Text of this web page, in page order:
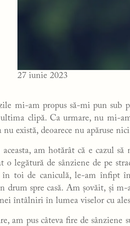
27 iunie 2023
mi-am propus să-mi pun sub
clipă. Ca urmare, nu mi-
nu există, deoarece nu apăruse
am hotărât că e cazul
o legătură de sânziene de pe
în toi de caniculă, le-am înfipt
drum spre casă. Am șovăit, și
întâlniri în lumea viselor cu
am pus câteva fire de